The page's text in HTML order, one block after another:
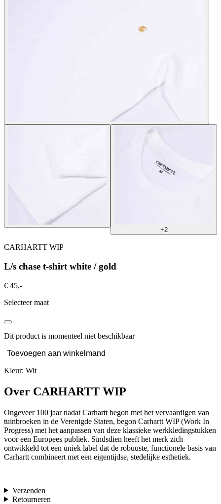
+2
CARHARTT WIP
L/s chase t-shirt white / gold
€ 45,-
Selecteer maat
Dit product is momenteel niet beschikbaar
Toevoegen aan winkelmand
Kleur: Wit
Over CARHARTT WIP
Ongeveer 100 jaar nadat Carhartt begon met het vervaardigen van
tuinbroeken in de Verenigde Staten, begon Carhartt WIP (Work In
Progress) met het aanpassen van deze klassieke werkkledingstukken
voor een Europees publiek. Sindsdien heeft het merk zich
ontwikkeld tot een uniek label dat de robuuste, functionele basis van
Carhartt combineert met een eigentijdse, stedelijke esthetiek.
Verzenden
Retourneren